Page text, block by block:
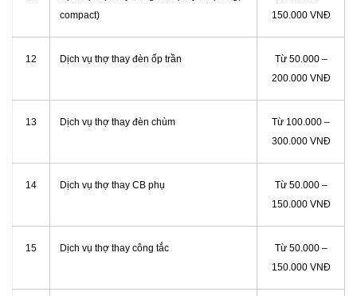
compact)
150.000 VNĐ
12 Dịch vụ thợ thay đèn ốp trần
Từ 50.000 –
200.000 VNĐ
13 Dịch vụ thợ thay đèn chùm
Từ 100.000 –
300.000 VNĐ
14 Dịch vụ thợ thay CB phụ
Từ 50.000 –
150.000 VNĐ
15 Dịch vụ thợ thay công tắc
Từ 50.000 –
150.000 VNĐ